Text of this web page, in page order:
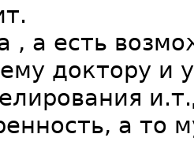
, а есть
доктору и
а то